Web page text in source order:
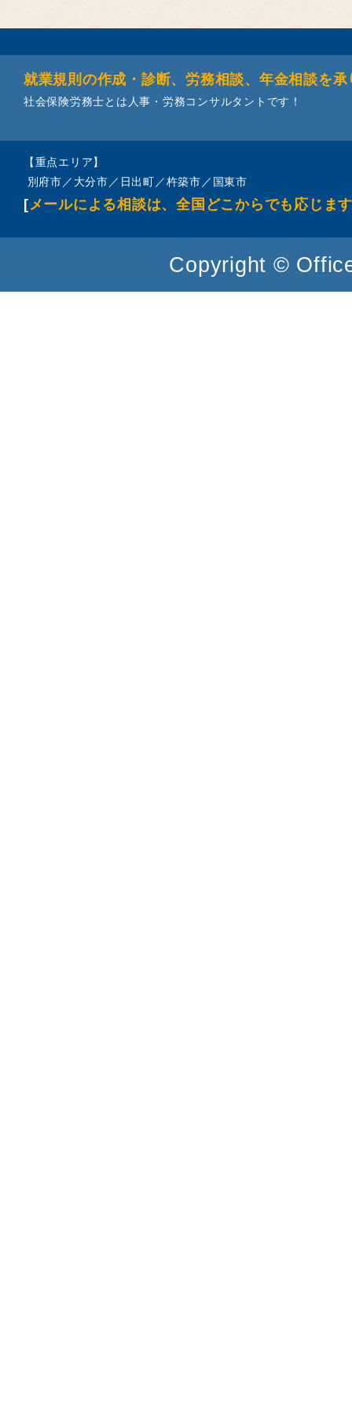
就業規則の作成・診断、労務相談、年金相談を承
社会保険労務士とは人事・労務コンサルタントです！
【重点エリア】
別府市／大分市／日出町／杵築市／国東市
[メールによる相談は、全国どこからでも応じま
Copyright ©